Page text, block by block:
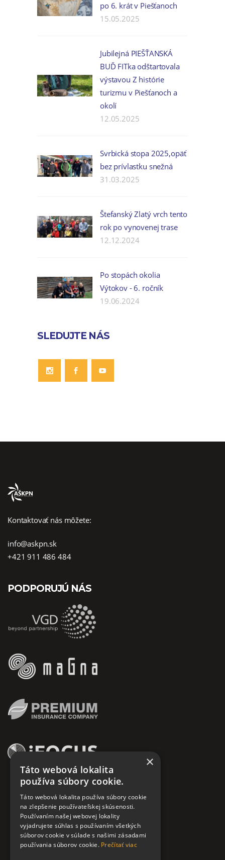
po 6. krát v Piešťanoch
15.05.2025
Jubilejná PIEŠŤANSKÁ
BUĎ FITka odštartovala
výstavou Z histórie
turizmu v Piešťanoch a
okolí
12.05.2025
Svrbická stopa 2025,opäť
bez prívlastku snežná
31.03.2025
Štefanský Zlatý vrch tento
rok po vynovenej trase
12.12.2024
Po stopách okolia
Výtokov - 6. ročník
19.06.2024
SLEDUJTE NÁS
Kontaktovať nás môžete:
info@askpn.sk
+421 911 486 484
PODPORUJÚ NÁS
×
Táto webová lokalita
používa súbory cookie.
Táto webová lokalita používa súbory cookie
na zlepšenie používateľskej skúsenosti.
Používaním našej webovej lokality
vyjadrujete súhlas s používaním všetkých
súborov cookie v súlade s našimi zásadami
používania súborov cookie. Prečítať viac